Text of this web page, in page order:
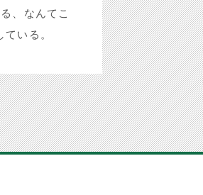
、なんてこ
いる。